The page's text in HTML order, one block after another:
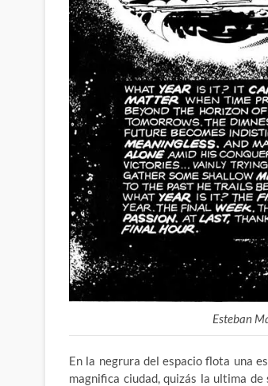
Esteban
En la negrura del espacio flota una
magnifica ciudad, quizás la ultima